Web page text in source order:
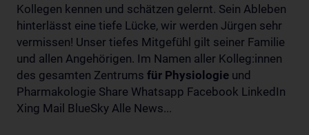
Kollegen kennen und schätzen gelernt. Sein Ableben
hinterlässt eine tiefe Lücke, wir werden Jürgen sehr
vermissen! Unser tiefes Mitgefühl gilt seiner Familie
und allen Angehörigen. Im Namen aller Kolleg:innen
des gesamten Zentrums für Physiologie und
Pharmakologie Share Whatsapp Facebook LinkedIn
Xing Mail BlueSky Alle News...